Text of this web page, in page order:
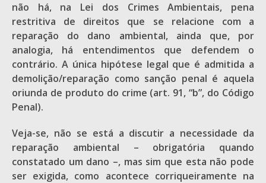
não há, na Lei dos Crimes Ambientais, pena
restritiva de direitos que se relacione com a
reparação do dano ambiental, ainda que, por
analogia, há entendimentos que defendem o
contrário. A única hipótese legal que é admitida a
demolição/reparação como sanção penal é aquela
oriunda de produto do crime (art. 91, “b”, do Código
Penal).
Veja-se, não se está a discutir a necessidade da
reparação ambiental – obrigatória quando
constatado um dano –, mas sim que esta não pode
ser exigida, como acontece corriqueiramente na